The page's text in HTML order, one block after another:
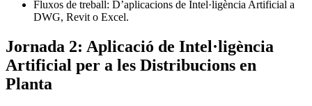
Fluxos de treball: D’aplicacions de Intel·ligència Artificial a
DWG, Revit o Excel.
Jornada 2: Aplicació de Intel·ligència
Artificial per a les Distribucions en
Planta